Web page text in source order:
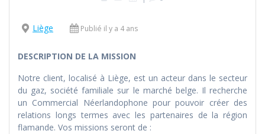
Liège Publié il y a 4 ans
DESCRIPTION DE LA MISSION
Notre client, localisé à Liège, est un acteur dans le secteur
du gaz, société familiale sur le marché belge. Il recherche
un Commercial Néerlandophone pour pouvoir créer des
relations longs termes avec les partenaires de la région
flamande. Vos missions seront de :